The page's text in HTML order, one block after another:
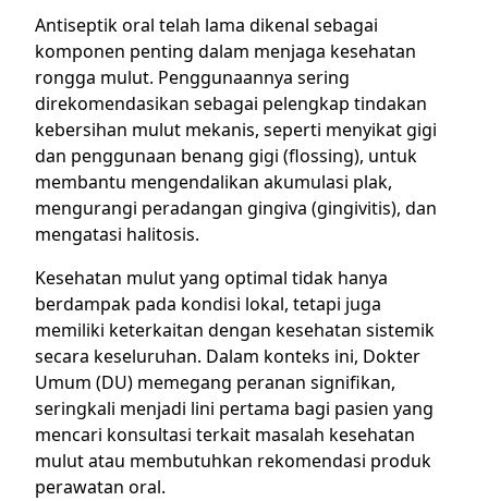
Antiseptik oral telah lama dikenal sebagai
komponen penting dalam menjaga kesehatan
rongga mulut. Penggunaannya sering
direkomendasikan sebagai pelengkap tindakan
kebersihan mulut mekanis, seperti menyikat gigi
dan penggunaan benang gigi (flossing), untuk
membantu mengendalikan akumulasi plak,
mengurangi peradangan gingiva (gingivitis), dan
mengatasi halitosis.
Kesehatan mulut yang optimal tidak hanya
berdampak pada kondisi lokal, tetapi juga
memiliki keterkaitan dengan kesehatan sistemik
secara keseluruhan. Dalam konteks ini, Dokter
Umum (DU) memegang peranan signifikan,
seringkali menjadi lini pertama bagi pasien yang
mencari konsultasi terkait masalah kesehatan
mulut atau membutuhkan rekomendasi produk
perawatan oral.